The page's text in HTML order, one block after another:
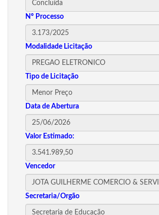
Nº Processo
Modalidade Licitação
Tipo de Licitação
Data de Abertura
Valor Estimado:
Vencedor
Secretaria/Orgão